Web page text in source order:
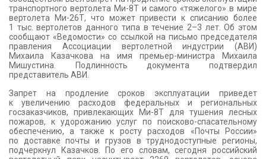
транспортного вертолета Ми-8Т и самого «тяжелого» в мире
вертолета Ми-26Т, что может привести к списанию более
1 тыс. вертолетов данного типа в течение 2–3 лет. Об этом
сообщают «Ведомости» со ссылкой на письмо председателя
правления Ассоциации вертолетной индустрии (АВИ)
Михаила Казачкова на имя премьер-министра Михаила
Мишустина. Подлинность документа подтвердил
представитель АВИ.
Запрет на продление сроков эксплуатации приведет
к увеличению расходов федеральных и региональных
госзаказчиков, привлекающих Ми-8Т для тушения лесных
пожаров, к удорожанию услуг по поисково-спасательному
обеспечению, а также к росту расходов «Почты России»
по доставке почты и грузов в труднодоступные регионы,
подчеркнул Казачков. По его словам, сегодня российский